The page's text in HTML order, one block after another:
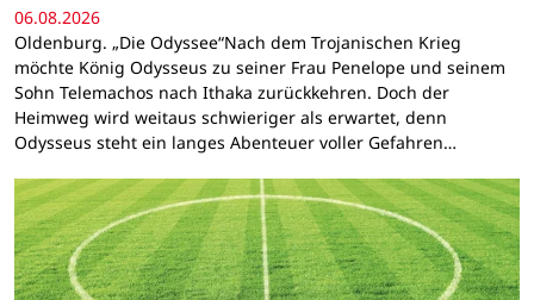
06.08.2026
Oldenburg. „Die Odyssee“Nach dem Trojanischen Krieg
möchte König Odysseus zu seiner Frau Penelope und seinem
Sohn Telemachos nach Ithaka zurückkehren. Doch der
Heimweg wird weitaus schwieriger als erwartet, denn
Odysseus steht ein langes Abenteuer voller Gefahren…